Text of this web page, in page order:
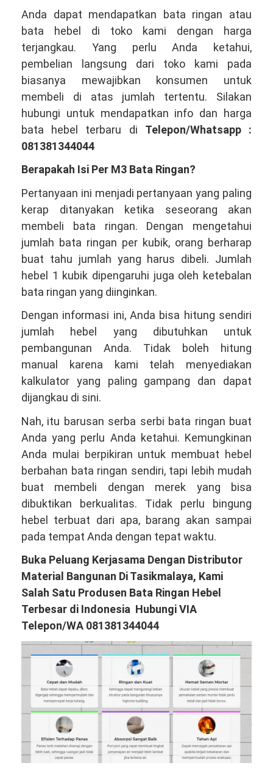
Anda dapat mendapatkan bata ringan atau
bata hebel di toko kami dengan harga
terjangkau. Yang perlu Anda ketahui,
pembelian langsung dari toko kami pada
biasanya mewajibkan konsumen untuk
membeli di atas jumlah tertentu. Silakan
hubungi untuk mendapatkan info dan harga
bata hebel terbaru di Telepon/Whatsapp :
081381344044
Berapakah Isi Per M3 Bata Ringan?
Pertanyaan ini menjadi pertanyaan yang paling
kerap ditanyakan ketika seseorang akan
membeli bata ringan. Dengan mengetahui
jumlah bata ringan per kubik, orang berharap
buat tahu jumlah yang harus dibeli. Jumlah
hebel 1 kubik dipengaruhi juga oleh ketebalan
bata ringan yang diinginkan.
Dengan informasi ini, Anda bisa hitung sendiri
jumlah hebel yang dibutuhkan untuk
pembangunan Anda. Tidak boleh hitung
manual karena kami telah menyediakan
kalkulator yang paling gampang dan dapat
dijangkau di sini.
Nah, itu barusan serba serbi bata ringan buat
Anda yang perlu Anda ketahui. Kemungkinan
Anda mulai berpikiran untuk membuat hebel
berbahan bata ringan sendiri, tapi lebih mudah
buat membeli dengan merek yang bisa
dibuktikan berkualitas. Tidak perlu bingung
hebel terbuat dari apa, barang akan sampai
pada tempat Anda dengan tepat waktu.
Buka Peluang Kerjasama Dengan Distributor
Material Bangunan Di Tasikmalaya, Kami
Salah Satu Produsen Bata Ringan Hebel
Terbesar di Indonesia Hubungi VIA
Telepon/WA 081381344044